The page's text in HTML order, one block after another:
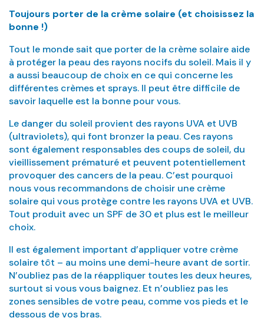
Toujours porter de la crème solaire (et choisissez la
bonne !)
Tout le monde sait que porter de la crème solaire aide
à protéger la peau des rayons nocifs du soleil. Mais il y
a aussi beaucoup de choix en ce qui concerne les
différentes crèmes et sprays. Il peut être difficile de
savoir laquelle est la bonne pour vous.
Le danger du soleil provient des rayons UVA et UVB
(ultraviolets), qui font bronzer la peau. Ces rayons
sont également responsables des coups de soleil, du
vieillissement prématuré et peuvent potentiellement
provoquer des cancers de la peau. C’est pourquoi
nous vous recommandons de choisir une crème
solaire qui vous protège contre les rayons UVA et UVB.
Tout produit avec un SPF de 30 et plus est le meilleur
choix.
Il est également important d’appliquer votre crème
solaire tôt – au moins une demi-heure avant de sortir.
N’oubliez pas de la réappliquer toutes les deux heures,
surtout si vous vous baignez. Et n’oubliez pas les
zones sensibles de votre peau, comme vos pieds et le
dessous de vos bras.